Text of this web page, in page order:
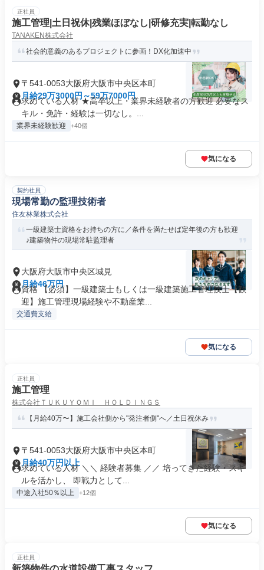
正社員
施工管理|土日祝休|残業ほぼなし|研修充実|転勤なし
TANAKEN株式会社
社会的意義のあるプロジェクトに参画！DX化加速中
〒541-0053大阪府大阪市中央区本町
月給29万3000円～59万7000円
求めている人材 ★高卒以上・業界未経験者の方歓迎 必要なス
キル・免許・経験は一切なし。...
業界未経験歓迎 +40個
気になる
契約社員
現場常勤の監理技術者
住友林業株式会社
一級建築士資格をお持ちの方に／条件を満たせば定年後の方も歓迎
♪建築物件の現場常駐監理者
大阪府大阪市中央区城見
月給46万円
資格 【必須】一級建築士もしくは一級建築施工管理技士【歓
迎】施工管理現場経験や不動産業...
交通費支給
気になる
正社員
施工管理
株式会社ＴＵＫＵＹＯＭＩ ＨＯＬＤＩＮＧＳ
【月給40万〜】施工会社側から"発注者側"へ／土日祝休み
〒541-0053大阪府大阪市中央区本町
月給40万円以上
求めている人材 ＼＼ 経験者募集 ／／ 培ってきた経験・スキ
ルを活かし、 即戦力として...
中途入社50％以上 +12個
気になる
正社員